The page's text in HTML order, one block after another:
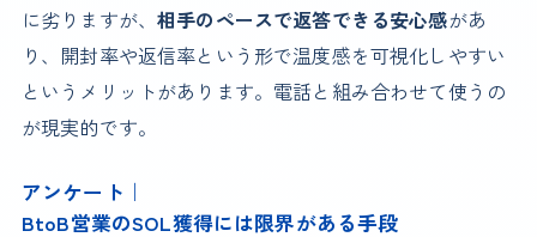
に劣りますが、相手のペースで返答できる安心感があ
り、開封率や返信率という形で温度感を可視化しやすい
というメリットがあります。電話と組み合わせて使うの
が現実的です。
アンケート｜
BtoB営業のSOL獲得には限界がある手段